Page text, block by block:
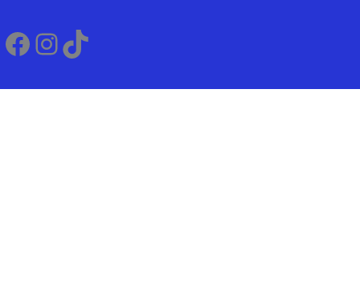
Facebook
Instagram
TikTok